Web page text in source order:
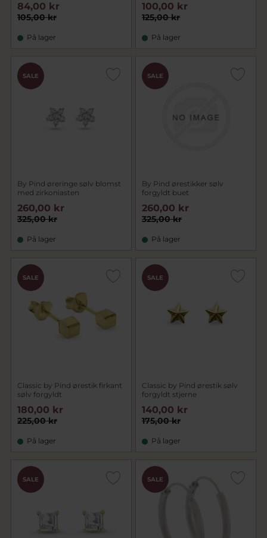
105,00 kr
84,00 kr
På lager
125,00 kr
100,00 kr
På lager
SALE
By Pind øreringe sølv blomst
med zirkoniasten
325,00 kr
260,00 kr
På lager
SALE
By Pind ørestikker sølv
forgyldt buet
325,00 kr
260,00 kr
På lager
SALE
Classic by Pind ørestik firkant
sølv forgyldt
225,00 kr
180,00 kr
På lager
SALE
Classic by Pind ørestik sølv
forgyldt stjerne
175,00 kr
140,00 kr
På lager
SALE SALE